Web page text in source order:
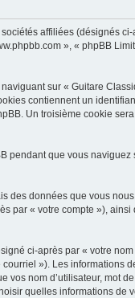
affiliées (désignés
», « phpBB
sur « Guitare
contiennent un
Un troisième cookie
pendant que vous
des données que vous
par « votre compte »),
ci-après par « votre
»). Les
nom d’utilisateur, mot
quelles informations